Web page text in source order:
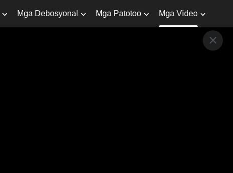
Mga Debosyonal Mga Patotoo Mga Video